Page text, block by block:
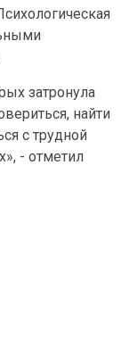
затронула
найти
с трудной
- отметил